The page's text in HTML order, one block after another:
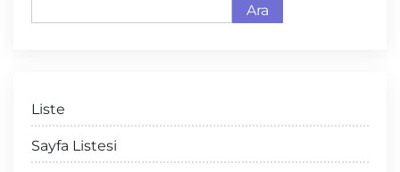
Ara
Liste
Sayfa Listesi